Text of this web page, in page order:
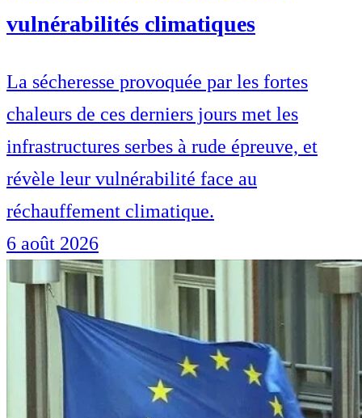
vulnérabilités climatiques
La sécheresse provoquée par les fortes
chaleurs de ces derniers jours met les
infrastructures serbes à rude épreuve, et
révèle leur vulnérabilité face au
réchauffement climatique.
6 août 2026